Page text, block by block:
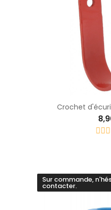
Crochet
Sur commande,
contacter.